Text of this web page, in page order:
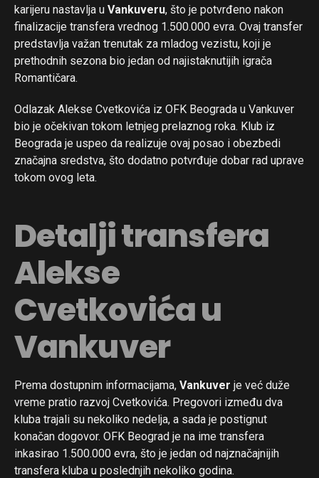
karijeru nastavlja u Vankuveru, što je potvrđeno nakon
finalizacije transfera vrednog 1.500.000 evra. Ovaj transfer
predstavlja važan trenutak za mladog vezistu, koji je
prethodnih sezona bio jedan od najistaknutijih igrača
Romantičara.
Odlazak Alekse Cvetkovića iz OFK Beograda u Vankuver
bio je očekivan tokom letnjeg prelaznog roka. Klub iz
Beograda je uspeo da realizuje ovaj posao i obezbedi
značajna sredstva, što dodatno potvrđuje dobar rad uprave
tokom ovog leta.
Detalji transfera
Alekse
Cvetkovića u
Vankuver
Prema dostupnim informacijama, Vankuver je već duže
vreme pratio razvoj Cvetkovića. Pregovori između dva
kluba trajali su nekoliko nedelja, a sada je postignut
konačan dogovor. OFK Beograd je na ime transfera
inkasirao 1.500.000 evra, što je jedan od najznačajnijih
transfera kluba u poslednjih nekoliko godina.